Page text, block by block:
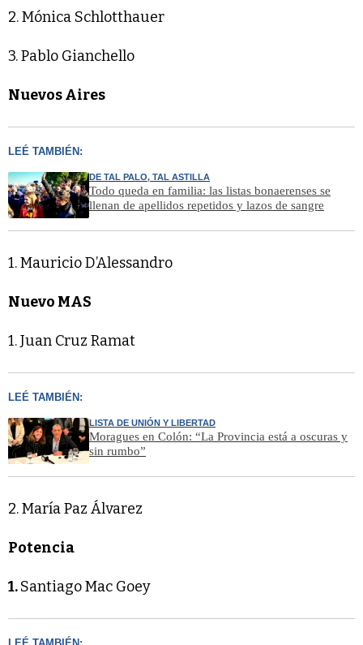
2. Mónica Schlotthauer
3. Pablo Gianchello
Nuevos Aires
LEÉ TAMBIÉN:
DE TAL PALO, TAL ASTILLA
Todo queda en familia: las listas bonaerenses se
llenan de apellidos repetidos y lazos de sangre
1. Mauricio D’Alessandro
Nuevo MAS
1. Juan Cruz Ramat
LEÉ TAMBIÉN:
LISTA DE UNIÓN Y LIBERTAD
Moragues en Colón: “La Provincia está a oscuras y
sin rumbo”
2. María Paz Álvarez
Potencia
1.Santiago Mac Goey